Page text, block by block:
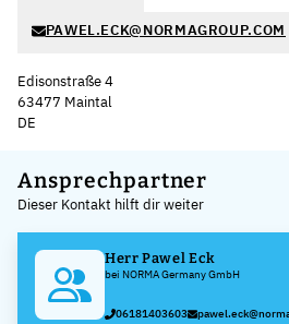
PAWEL.ECK@NORMAGROUP.COM
Edisonstraße 4
63477 Maintal
DE
+
−
Ansprechpartner
Dieser Kontakt hilft dir weiter
Herr Pawel Eck
bei NORMA Germany GmbH
06181403603